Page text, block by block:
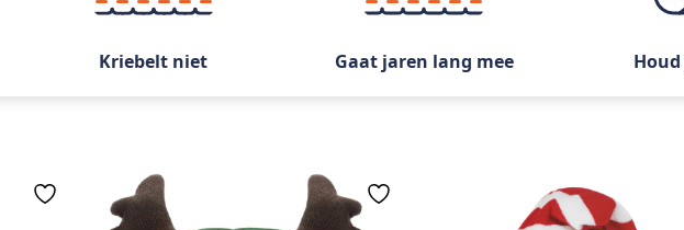
Kriebelt niet Gaat jaren lang mee